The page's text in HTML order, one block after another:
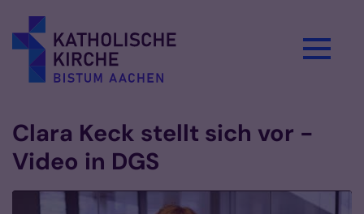
Clara Keck stellt sich vor -
Video in DGS